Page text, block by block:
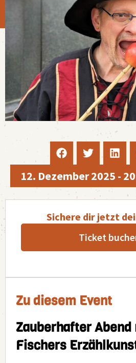
12. Dezember 2025 -
Sichere dir jetzt
Ticket
Zu diesem Event
Zauberhafter
Fischers